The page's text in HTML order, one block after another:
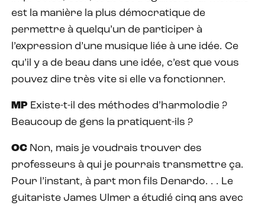
est la manière la plus démocratique de
permettre à quelqu’un de participer à
l’expression d’une musique liée à une idée. Ce
qu’il y a de beau dans une idée, c’est que vous
pouvez dire très vite si elle va fonctionner.
MP Existe-t-il des méthodes d’harmolodie ?
Beaucoup de gens la pratiquent-ils ?
OC Non, mais je voudrais trouver des
professeurs à qui je pourrais transmettre ça.
Pour l’instant, à part mon fils Denardo. . . Le
guitariste James Ulmer a étudié cinq ans avec